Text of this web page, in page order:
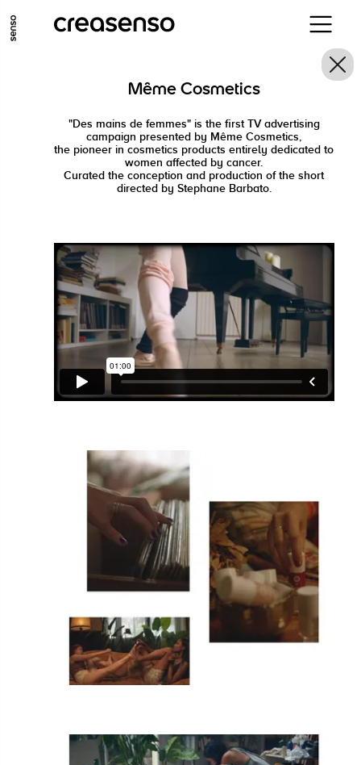
ALLER AU CONTENU PRINCIPAL
ALLER EN BAS DE PAGEMême Cosmetics
"Des mains de femmes" is the first TV advertising
campaign presented by Même Cosmetics,
the pioneer in cosmetics products entirely dedicated to
women affected by cancer.
Curated the conception and production of the short
directed by Stephane Barbato.